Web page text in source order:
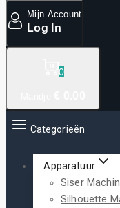
Mijn Account
Log In
0
Categorieën
Apparatuur
Siser
Silhouette